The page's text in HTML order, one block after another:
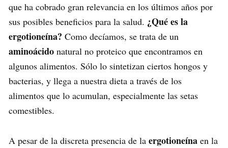
que ha cobrado gran relevancia en los últimos años por
sus posibles beneficios para la salud. ¿Qué es la
ergotioneína? Como decíamos, se trata de un
aminoácido natural no proteico que encontramos en
algunos alimentos. Sólo lo sintetizan ciertos hongos y
bacterias, y llega a nuestra dieta a través de los
alimentos que lo acumulan, especialmente las setas
comestibles.
A pesar de la discreta presencia de la ergotioneína en la